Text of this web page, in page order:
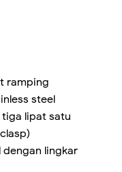
ramping
steel
tiga lipat satu
dengan lingkar